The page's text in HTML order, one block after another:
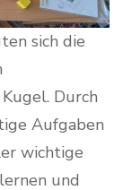
sich die
Durch
Aufgaben
wichtige
und